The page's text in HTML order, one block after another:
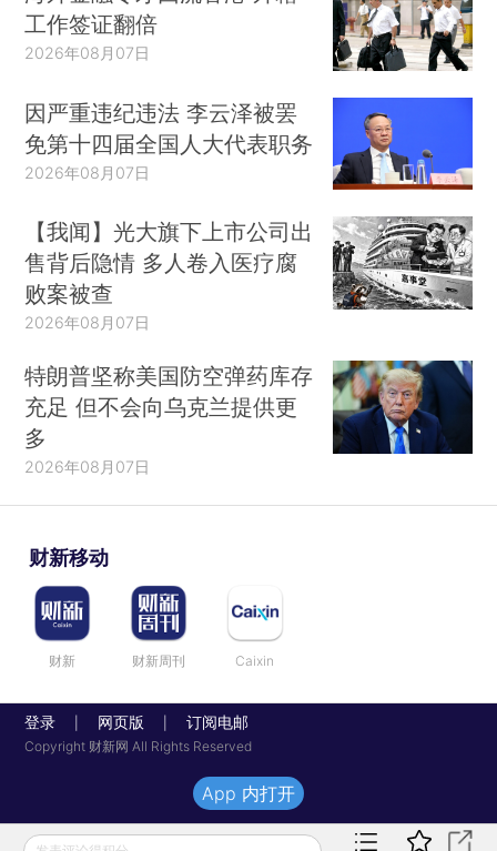
工作签证翻倍
2026年08月07日
因严重违纪违法 李云泽被罢
免第十四届全国人大代表职务
2026年08月07日
【我闻】光大旗下上市公司出
售背后隐情 多人卷入医疗腐
败案被查
2026年08月07日
特朗普坚称美国防空弹药库存
充足 但不会向乌克兰提供更
多
2026年08月07日
财新移动
财新 财新周刊 Caixin
登录 网页版 订阅电邮
Copyright 财新网 All Rights Reserved
App 内打开